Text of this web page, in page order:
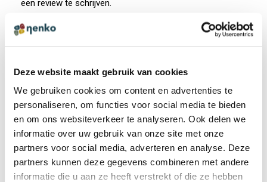
Deze website maakt gebruik van cookies
We gebruiken cookies om content en advertenties te
personaliseren, om functies voor social media te bieden
en om ons websiteverkeer te analyseren. Ook delen we
informatie over uw gebruik van onze site met onze
partners voor social media, adverteren en analyse. Deze
partners kunnen deze gegevens combineren met andere
informatie die u aan ze heeft verstrekt of die ze hebben
een review te schrijven.
Gekleurde kruiptunnel
€ 34,94 incl. BTW
€ 28,88 excl. BTW